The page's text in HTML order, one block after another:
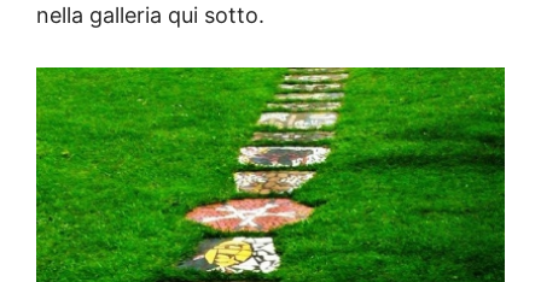
nella galleria qui sotto.